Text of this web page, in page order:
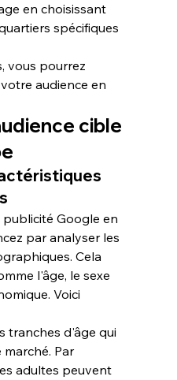
en choisissant
spécifiques
vous pourrez
audience en
cible
Google en
par analyser les
. Cela
l'âge, le sexe
Voici
tranches d'âge qui
Par
adultes peuvent